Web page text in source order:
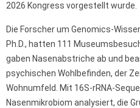
2026 Kongress vorgestellt wurde.
Die Forscher um Genomics-
Ph.D., hatten 111
gaben Nasenabstriche ab und
psychischen Wohlbefinden, der
Wohnumfeld. Mit 16S-rRNA-
Nasenmikrobiom analysiert, die